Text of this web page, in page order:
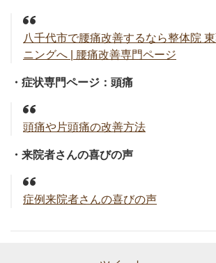
八千代市で腰痛改善するなら整体院
ニングへ | 腰痛改善専門ページ
・症状専門ページ：頭痛
頭痛や片頭痛の改善方法
・来院者さんの喜びの声
症例来院者さんの喜びの声